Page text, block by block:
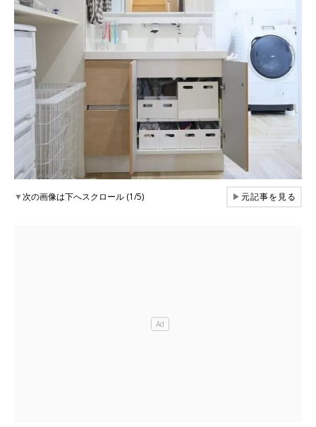
▼次の画像は下へスクロール (1/5) ▶元記事を見る